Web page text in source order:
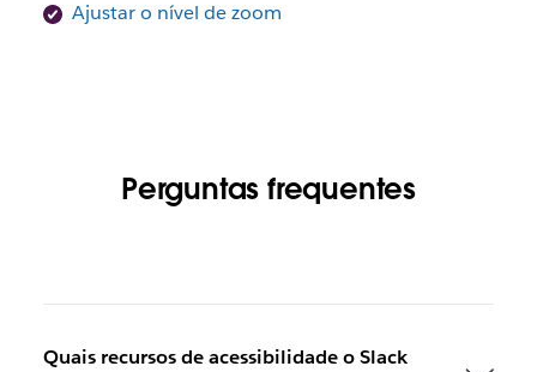
Ajustar o nível de zoom
Perguntas frequentes
Quais recursos de acessibilidade o Slack